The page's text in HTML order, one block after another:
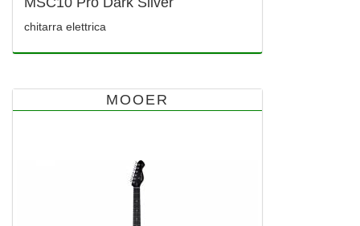
chitarra elettrica
MOOER